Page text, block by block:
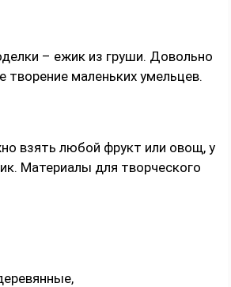
– ежик из груши. Довольно
творение маленьких умельцев.
взять любой фрукт или овощ, у
Материалы для творческого